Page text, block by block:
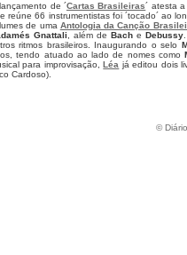
de ´Cartas Brasileiras´ atesta
reúne 66 instrumentistas foi ´tocado´ ao
de uma Antologia da Canção
Gnattali , além deBach eDebussy
ritmos brasileiros. Inaugurando o selo
tendo atuado ao lado de nomes como
para improvisação,Léa já editou dois
Cardoso).
©